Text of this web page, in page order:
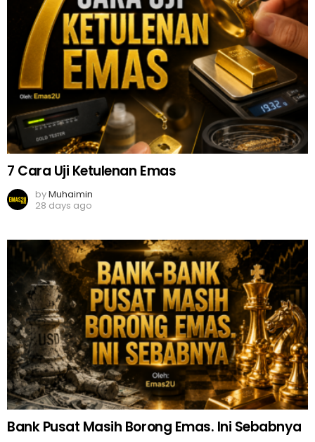
7 Cara Uji Ketulenan Emas
byMuhaimin
28 days ago
Bank Pusat Masih Borong Emas. Ini Sebabnya